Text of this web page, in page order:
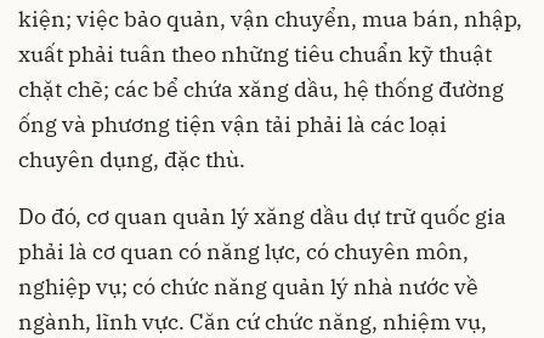
kiện; việc bảo quản, vận chuyển, mua bán, nhập,
xuất phải tuân theo những tiêu chuẩn kỹ thuật
chặt chẽ; các bể chứa xăng dầu, hệ thống đường
ống và phương tiện vận tải phải là các loại
chuyên dụng, đặc thù.
Do đó, cơ quan quản lý xăng dầu dự trữ quốc gia
phải là cơ quan có năng lực, có chuyên môn,
nghiệp vụ; có chức năng quản lý nhà nước về
ngành, lĩnh vực. Căn cứ chức năng, nhiệm vụ,